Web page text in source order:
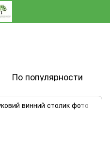
По популярности